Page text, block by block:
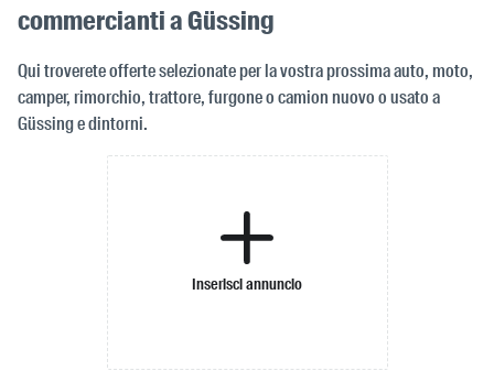
commercianti a Güssing
Qui troverete offerte selezionate per la vostra prossima auto, moto,
camper, rimorchio, trattore, furgone o camion nuovo o usato a
Güssing e dintorni.
Inserisci annuncio